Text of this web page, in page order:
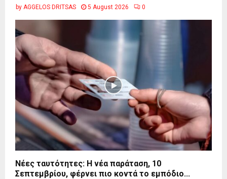
by AGGELOS DRITSAS 5 August 2026 0
Νέες ταυτότητες: Η νέα παράταση, 10
Σεπτεμβρίου, φέρνει πιο κοντά το εμπόδιο...